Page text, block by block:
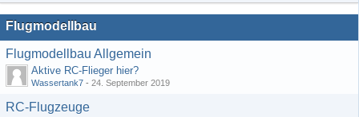
Flugmodellbau
Flugmodellbau Allgemein
Aktive RC-Flieger hier?
Wassertank7 - 24. September 2019
RC-Flugzeuge